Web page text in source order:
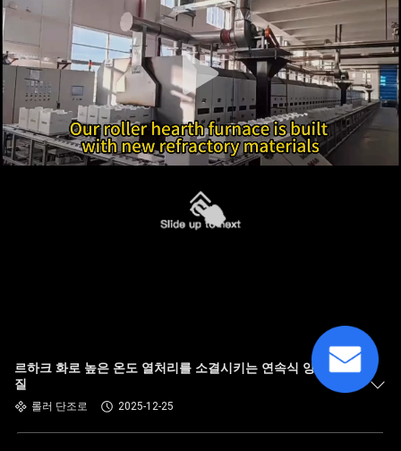
르하크 화로 높은 온도 열처리를 소결시키는 연속식 양극 물
질
롤러 단조로 2025-12-25